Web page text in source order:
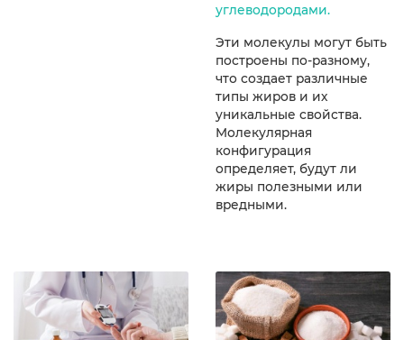
углеводородами.
Эти молекулы могут быть
построены по-разному,
что создает различные
типы жиров и их
уникальные свойства.
Молекулярная
конфигурация
определяет, будут ли
жиры полезными или
вредными.